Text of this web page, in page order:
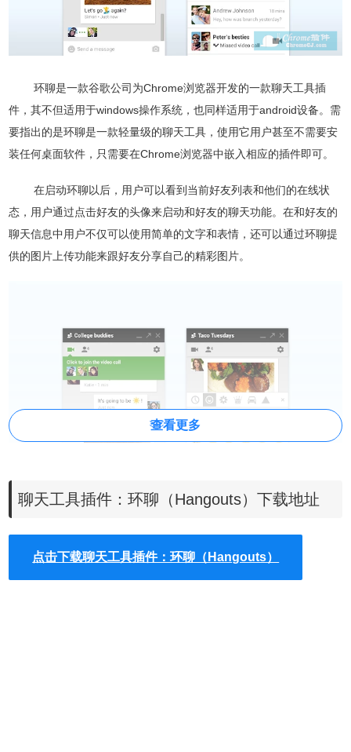
环聊是一款谷歌公司为Chrome浏览器开发的一款聊天工具插
件，其不但适用于windows操作系统，也同样适用于android设备。需
要指出的是环聊是一款轻量级的聊天工具，使用它用户甚至不需要安
装任何桌面软件，只需要在Chrome浏览器中嵌入相应的插件即可。
在启动环聊以后，用户可以看到当前好友列表和他们的在线状
态，用户通过点击好友的头像来启动和好友的聊天功能。在和好友的
聊天信息中用户不仅可以使用简单的文字和表情，还可以通过环聊提
供的图片上传功能来跟好友分享自己的精彩图片。
聊天和视频的功能，用户只需要在聊天的时候点击环聊插件的视频聊
查看更多
聊天工具插件：环聊（Hangouts）下载地址
点击下载聊天工具插件：环聊（Hangouts）